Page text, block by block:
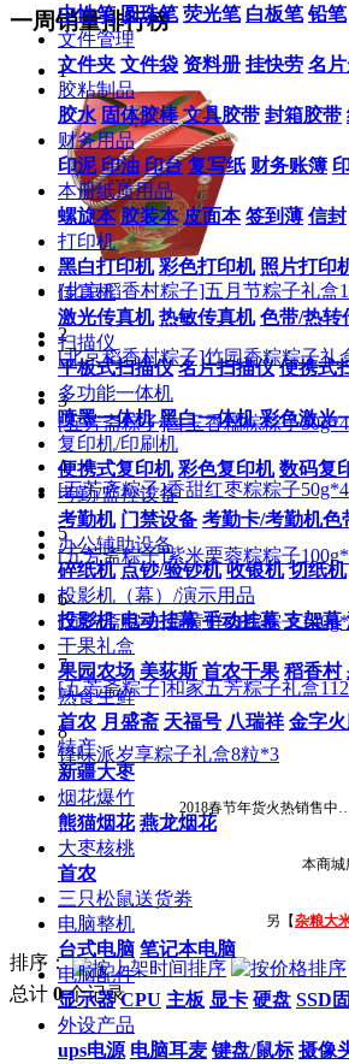
中性笔 圆珠笔 荧光笔 白板笔 铅笔
文件管理
文件夹 文件袋 资料册 挂快劳 名
胶粘制品
胶水 固体胶棒 文具胶带 封箱胶带
财务用品
印泥 印油 印台 复写纸 财务账簿
本册纸质用品
螺旋本 胶装本 皮面本 签到薄 信封
打印机
黑白打印机 彩色打印机 照片打印
传真机
激光传真机 热敏传真机 色带/热转
扫描仪
平板式扫描仪 名片扫描仪 便携式
多功能一体机
喷墨一体机 黑白一体机 彩色激光
复印机/印刷机
便携式复印机 彩色复印机 数码复
考勤/监控设备
考勤机 门禁设备 考勤卡/考勤机色
办公辅助设备
碎纸机 点钞/验钞机 收银机 切纸机
投影机（幕）/演示用品
投影机 电动挂幕 手动挂幕 支架幕
干果礼盒
果园农场 美荻斯 首农干果 稻香村
熟食生鲜
首农 月盛斋 天福号 八瑞祥 金字
特产
新疆大枣
烟花爆竹
熊猫烟花 燕龙烟花
大枣核桃
首农
三只松鼠送货劵
电脑整机
台式电脑 笔记本电脑
电脑配件
显示器 CPU 主板 显卡 硬盘 SSD
外设产品
ups电源 电脑耳麦 键盘/鼠标 摄像
一周销量排行榜
1
[北京稻香村粽子]五月节粽子礼盒
2
[北京稻香村粽子]竹园香粽粽子礼
3
[五芳斋粽子]白玉香糯粽粽子50g*4
4
[五芳斋粽子]香甜红枣粽粽子50g*4
5
[五芳斋粽子]紫米栗蓉粽粽子
6
[五芳斋粽子]蛋黄鲜肉粽粽子
7
[五芳斋粽子]和家五芳粽子礼盒
8
锋味派岁享粽子礼盒8粒*3
2018春节年货火热销售
本商城
另【杂粮大
排序：
总计 0个记录